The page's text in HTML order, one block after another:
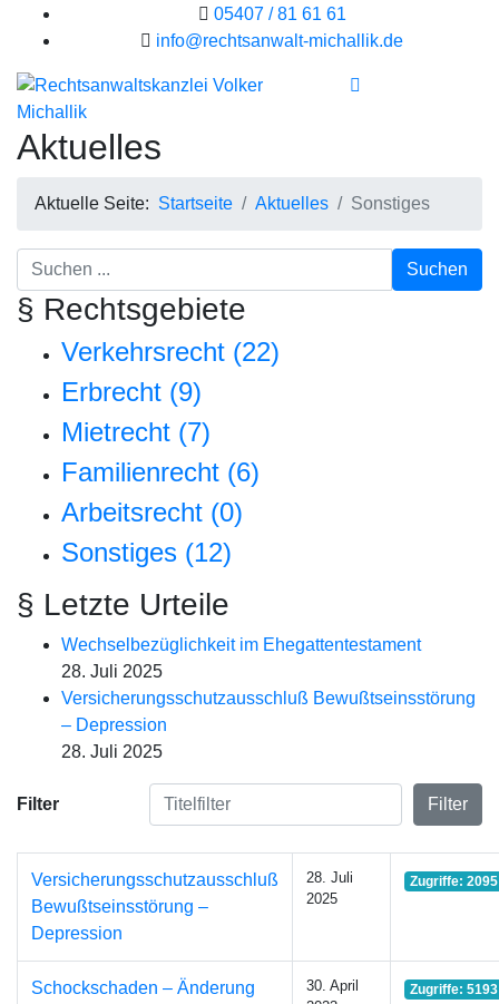
05407 / 81 61 61
info@rechtsanwalt-michallik.de
Aktuelles
Aktuelle Seite: Startseite Aktuelles Sonstiges
Suchen
§ Rechtsgebiete
Verkehrsrecht (22)
Erbrecht (9)
Mietrecht (7)
Familienrecht (6)
Arbeitsrecht (0)
Sonstiges (12)
§ Letzte Urteile
Wechselbezüglichkeit im Ehegattentestament
28. Juli 2025
Versicherungsschutzausschluß Bewußtseinsstörung
– Depression
28. Juli 2025
Filter Titelfilter Filter
Versicherungsschutzausschluß
Bewußtseinsstörung –
Depression
28. Juli
2025
Zugriffe: 2095
Schockschaden – Änderung
30. April
Zugriffe: 5193